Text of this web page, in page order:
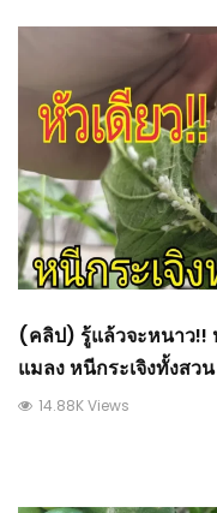
(คลิป) รู้แล้วจะหนาว!!
แมลง หนีกระเจิงทั้งสว
14.88K Views